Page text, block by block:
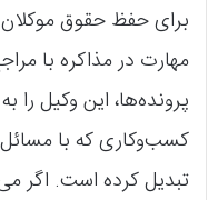
برای حفظ حقوق
مهارت در مذاکره با
پرونده‌ها، این وکیل را
کسب‌وکاری که با مسائل
تبدیل کرده است. اگر